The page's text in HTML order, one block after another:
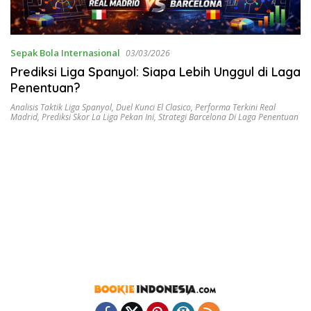
Sepak Bola Internasional 03/03/2026
Prediksi Liga Spanyol: Siapa Lebih Unggul di Laga
Penentuan?
Analisis Taktik Liga Spanyol, Duel Kunci El Clasico, Performa Terkini Real
Madrid, Prediksi Skor La Liga Pekan Ini, Strategi Barcelona Di Laga Penentuan